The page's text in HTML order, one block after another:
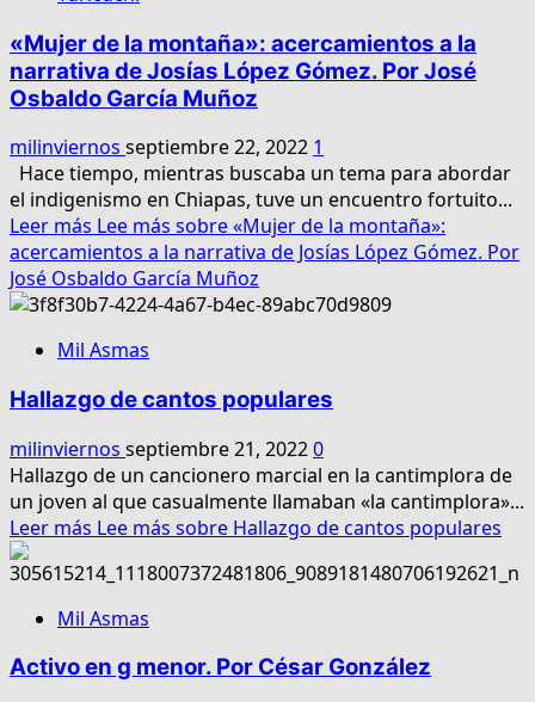
«Mujer de la montaña»: acercamientos a la
narrativa de Josías López Gómez. Por José
Osbaldo García Muñoz
milinviernos septiembre 22, 2022 1
Hace tiempo, mientras buscaba un tema para abordar
el indigenismo en Chiapas, tuve un encuentro fortuito...
Leer más Lee más sobre «Mujer de la montaña»:
acercamientos a la narrativa de Josías López Gómez. Por
José Osbaldo García Muñoz
Mil Asmas
Hallazgo de cantos populares
milinviernos septiembre 21, 20220
Hallazgo de un cancionero marcial en la cantimplora de
un joven al que casualmente llamaban «la cantimplora»...
Leer más Lee más sobre Hallazgo de cantos populares
Mil Asmas
Activo en g menor. Por César González